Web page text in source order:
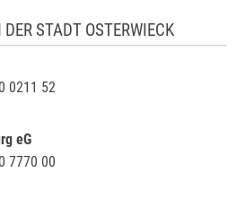
STADT OSTERWIECK
0211 52
eG
7770 00